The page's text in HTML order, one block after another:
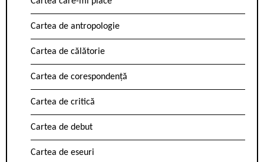
Cartea de antropologie
Cartea de călătorie
Cartea de corespondență
Cartea de critică
Cartea de debut
Cartea de eseuri